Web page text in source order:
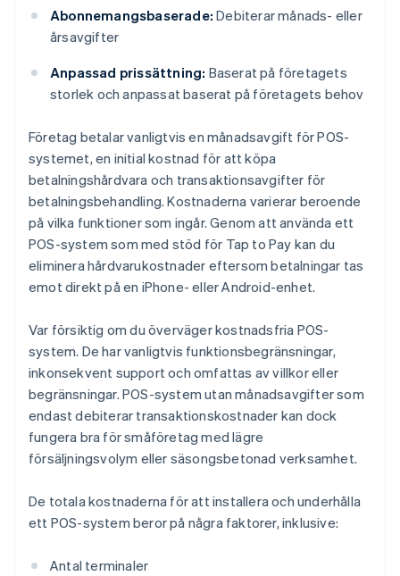
Abonnemangsbaserade: Debiterar månads- eller
årsavgifter
Anpassad prissättning: Baserat på företagets
storlek och anpassat baserat på företagets behov
Företag betalar vanligtvis en månadsavgift för POS-
systemet, en initial kostnad för att köpa
betalningshårdvara och transaktionsavgifter för
betalningsbehandling. Kostnaderna varierar beroende
på vilka funktioner som ingår. Genom att använda ett
POS-system som med stöd för Tap to Pay kan du
eliminera hårdvarukostnader eftersom betalningar tas
emot direkt på en iPhone- eller Android-enhet.
Var försiktig om du överväger kostnadsfria POS-
system. De har vanligtvis funktionsbegränsningar,
inkonsekvent support och omfattas av villkor eller
begränsningar. POS-system utan månadsavgifter som
endast debiterar transaktionskostnader kan dock
fungera bra för småföretag med lägre
försäljningsvolym eller säsongsbetonad verksamhet.
De totala kostnaderna för att installera och underhålla
ett POS-system beror på några faktorer, inklusive:
Antal terminaler